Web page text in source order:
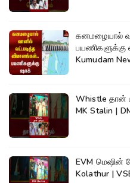
கனமழையால்
பயணிகளுக்கு
Kumudam
Whistle தான் பறக்கும் !! | CM
MK Stalin |
EVM மெஷின்
Kolathur |